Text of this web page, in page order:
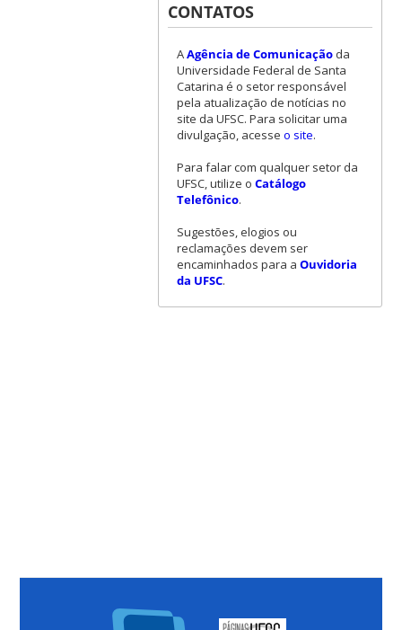
CONTATOS
AAgência de Comunicaçãoda
Universidade Federal de Santa
Catarina é o setor responsável
pela atualização de notícias no
site da UFSC. Para solicitar uma
divulgação, acesse o site.
Para falar com qualquer setor da
UFSC, utilize o Catálogo
Telefônico.
Sugestões, elogios ou
reclamações devem ser
encaminhados para a Ouvidoria
da UFSC.